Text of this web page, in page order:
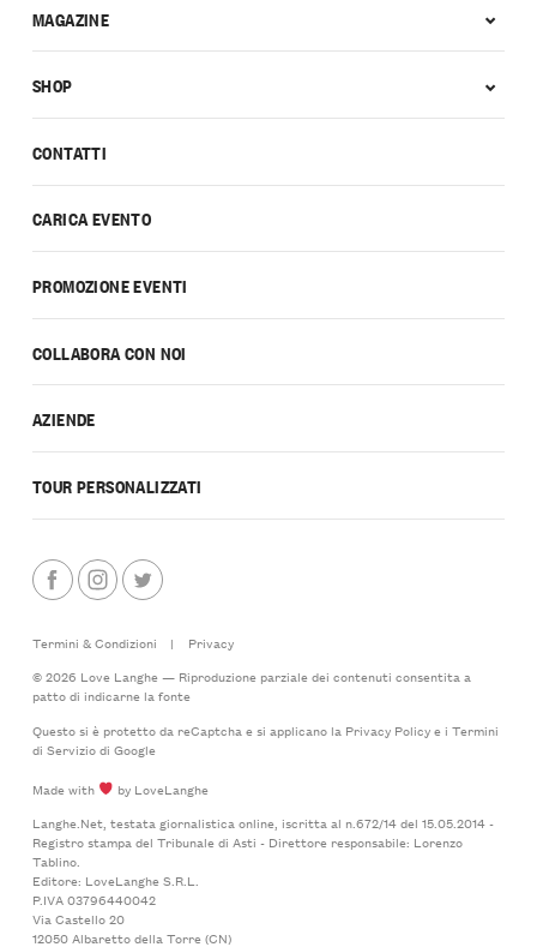
CONTATTI
CARICA EVENTO
PROMOZIONE EVENTI
COLLABORA CON NOI
AZIENDE
TOUR PERSONALIZZATI
MAGAZINE
SHOP
Termini & Condizioni |
Privacy
© 2026 Love Langhe — Riproduzione parziale dei contenuti consentita a
patto di indicarne la fonte
Questo si è protetto da reCaptcha e si applicano la Privacy Policye i Termini
di Serviziodi Google
Made with
by LoveLanghe
Langhe.Net, testata giornalistica online, iscritta al n.672/14 del 15.05.2014 -
Registro stampa del Tribunale di Asti - Direttore responsabile: Lorenzo
Tablino.
Editore: LoveLanghe S.R.L.
P.IVA 03796440042
Via Castello 20
12050 Albaretto della Torre (CN)